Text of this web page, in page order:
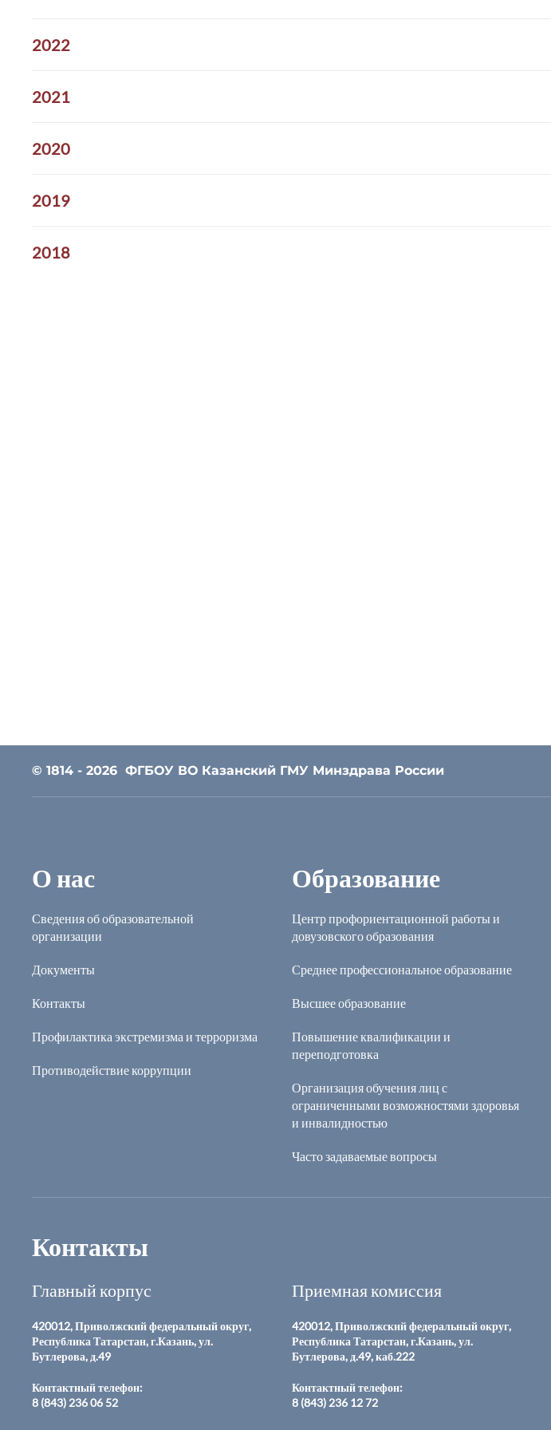
2022
2021
2020
2019
2018
© 1814 - 2026 ФГБОУ ВО Казанский ГМУ Минздрава России
О нас
Сведения об образовательной
организации
Документы
Контакты
Профилактика экстремизма и терроризма
Противодействие коррупции
Образование
Центр профориентационной работы и
довузовского образования
Среднее профессиональное образование
Высшее образование
Повышение квалификации и
переподготовка
Организация обучения лиц с
ограниченными возможностями здоровья
и инвалидностью
Часто задаваемые вопросы
Контакты
Главный корпус
420012, Приволжский федеральный округ,
Республика Татарстан, г.Казань, ул.
Бутлерова, д.49
Контактный телефон:
8 (843) 236 06 52
Приемная комиссия
420012, Приволжский федеральный округ,
Республика Татарстан, г.Казань, ул.
Бутлерова, д.49, каб.222
Контактный телефон:
8 (843) 236 12 72